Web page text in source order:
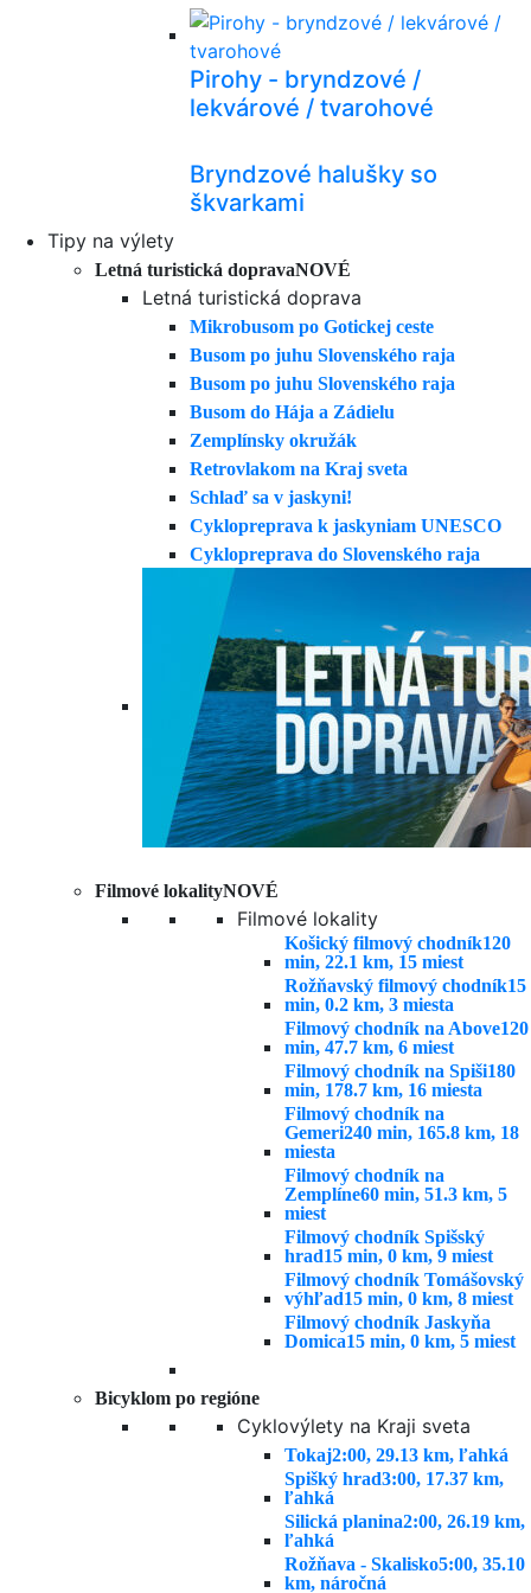
Pirohy - bryndzové /
lekvárové / tvarohové
Bryndzové halušky so
škvarkami
Tipy na výlety
Letná turistická dopravaNOVÉ
Letná turistická doprava
Mikrobusom po Gotickej ceste
Busom po juhu Slovenského raja
Busom po juhu Slovenského raja
Busom do Hája a Zádielu
Zemplínsky okružák
Retrovlakom na Kraj sveta
Schlaď sa v jaskyni!
Cyklopreprava k jaskyniam UNESCO
Cyklopreprava do Slovenského raja
Filmové lokalityNOVÉ
Filmové lokality
Košický filmový chodník120
min, 22.1 km, 15 miest
Rožňavský filmový chodník15
min, 0.2 km, 3 miesta
Filmový chodník na Above120
min, 47.7 km, 6 miest
Filmový chodník na Spiši180
min, 178.7 km, 16 miesta
Filmový chodník na
Gemeri240 min, 165.8 km, 18
miesta
Filmový chodník na
Zemplíne60 min, 51.3 km, 5
miest
Filmový chodník Spišský
hrad15 min, 0 km, 9 miest
Filmový chodník Tomášovský
výhľad15 min, 0 km, 8 miest
Filmový chodník Jaskyňa
Domica15 min, 0 km, 5 miest
Bicyklom po regióne
Cyklovýlety na Kraji sveta
Tokaj2:00, 29.13 km, ľahká
Spišký hrad3:00, 17.37 km,
ľahká
Silická planina2:00, 26.19 km,
ľahká
Rožňava - Skalisko5:00, 35.10
km, náročná